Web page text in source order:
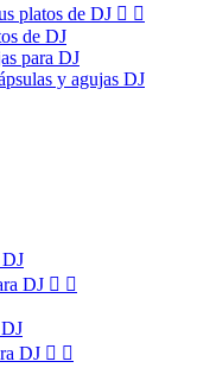
platos de DJ  
de DJ
para DJ
y agujas DJ
DJ
DJ  
DJ  